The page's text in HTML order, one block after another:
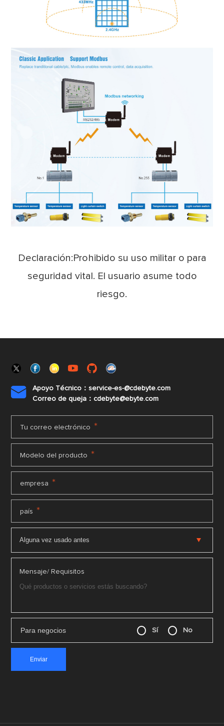
Declaración:Prohibido su uso militar o para
seguridad vital. El usuario asume todo
riesgo.

Apoyo Técnico：service-es-@cdebyte.com
Correo de queja：cdebyte@ebyte.com
Tu correo electrónico *
Modelo del producto *
empresa *
país *
Mensaje/ Requisitos
Para negocios Sí No